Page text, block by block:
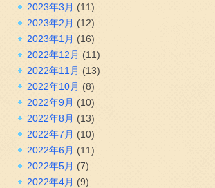
2023年3月 (11)
2023年2月 (12)
2023年1月 (16)
2022年12月 (11)
2022年11月 (13)
2022年10月 (8)
2022年9月 (10)
2022年8月 (13)
2022年7月 (10)
2022年6月 (11)
2022年5月 (7)
2022年4月 (9)